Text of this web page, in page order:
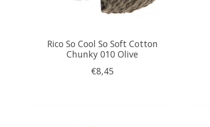
Rico So Cool So Soft Cotton
Chunky 010 Olive
€8,45